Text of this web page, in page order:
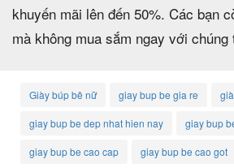
khuyến mãi lên đến 50%. Các bạn
mà không mua sắm ngay với chúng
Giày búp bê nữ giay bup be gia re
giay bup be dep nhat hien nay giay bup
giay bup be cao cap giay bup be cao got